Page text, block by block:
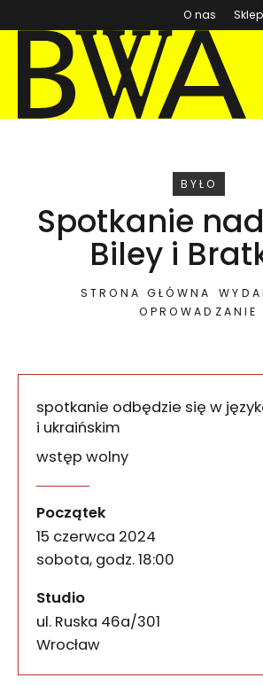
O nas Sklep
BWA Wrocław
Galerie Sztuki Współczesnej
WYDARZENIE
BYŁO
Spotkanie
Biley i
STRONA GŁÓWNA
OPROWADZANIE
spotkanie odbędzie się w
i ukraińskim
wstęp wolny
Zapraszamy na spotkanie z
Początek
15 czerwca 2024
sobota, godz. 18:00
Studio
ul. Ruska 46a/301
50-079
Wrocław